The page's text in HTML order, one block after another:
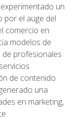
un
por el auge del
comercio en
modelos de
profesionales
de contenido
una
en marketing,